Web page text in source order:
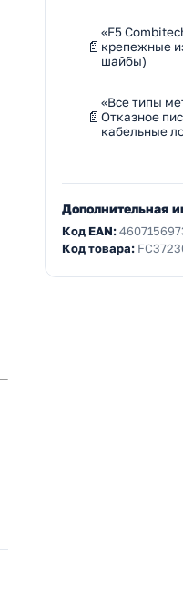
«F5
крепежные
шайбы)
«Все типы
Отказное
кабельные
Дополнительная
Код EAN:
Код товара: